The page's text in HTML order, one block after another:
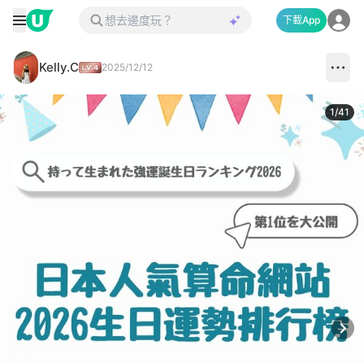
下載App
Kelly.C 2025/12/12
1/41